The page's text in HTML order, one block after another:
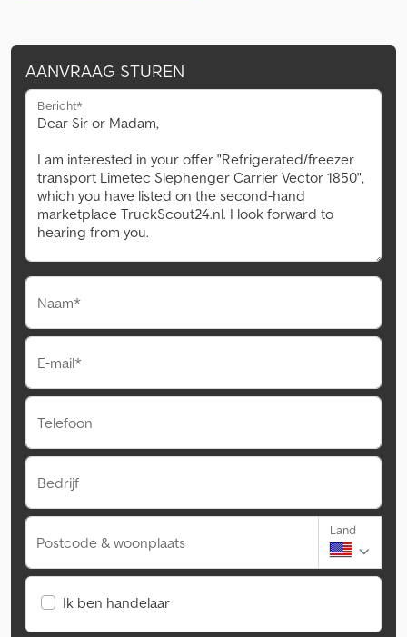
AANVRAAG STUREN
Bericht*
Naam*
E-mail*
Telefoon
Bedrijf
Postcode & woonplaats
Land
Ik ben handelaar